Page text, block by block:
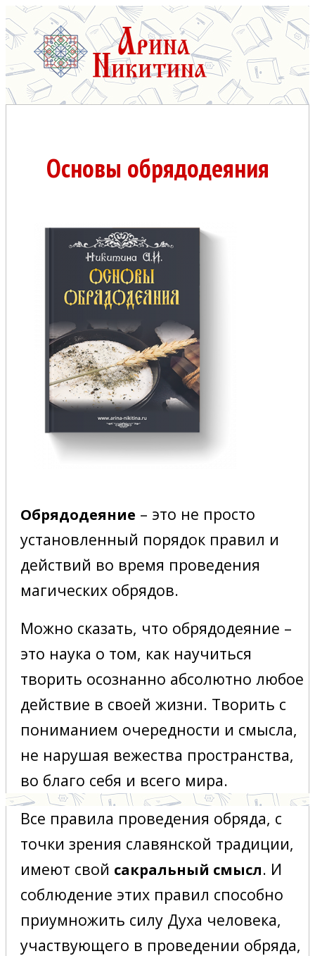
Основы обрядодеяния
Обрядодеяние – это не просто
установленный порядок правил и
действий во время проведения
магических обрядов.
Можно сказать, что обрядодеяние –
это наука о том, как научиться
творить осознанно абсолютно любое
действие в своей жизни. Творить с
пониманием очередности и смысла,
не нарушая вежества пространства,
во благо себя и всего мира.
Все правила проведения обряда, с
точки зрения славянской традиции,
имеют свой сакральный смысл. И
соблюдение этих правил способно
приумножить силу Духа человека,
участвующего в проведении обряда,